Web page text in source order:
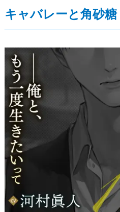
キャバレーと角砂糖